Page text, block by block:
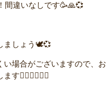
間違いなしです🥳🙏💞
ましょう🕊💞
い場合がございますので、お
す🙆‍♀️🙆‍♀️🙆‍♀️